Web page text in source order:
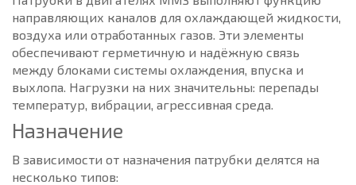
направляющих каналов для охлаждающей жидкости,
воздуха или отработанных газов. Эти элементы
обеспечивают герметичную и надёжную связь
между блоками системы охлаждения, впуска и
выхлопа. Нагрузки на них значительны: перепады
температур, вибрации, агрессивная среда.
Назначение
В зависимости от назначения патрубки делятся на
несколько типов: